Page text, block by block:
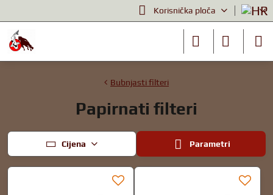
Korisnička ploča
Bubnjasti filteri
Papirnati filteri
Cijena Parametri